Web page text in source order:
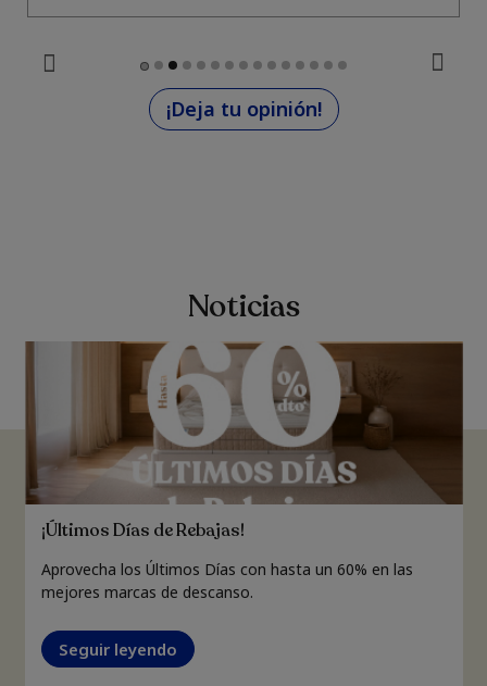
¡Deja tu opinión!
Noticias
¡Últimos Días de Rebajas!
Aprovecha los Últimos Días con hasta un 60% en las
mejores marcas de descanso.
Seguir leyendo